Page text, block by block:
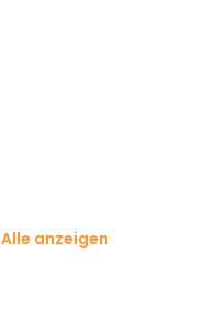
Alle anzeigen